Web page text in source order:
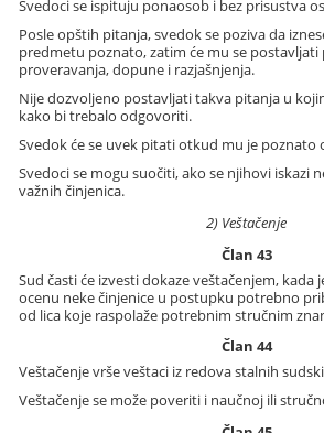
Svedoci se ispituju ponaosob i bez prisustva
Posle opštih pitanja, svedok se poziva da
predmetu poznato, zatim će mu se postavljati
proveravanja, dopune i razjašnjenja.
Nije dozvoljeno postavljati takva pitanja u
kako bi trebalo odgovoriti.
Svedok će se uvek pitati otkud mu je poznato
Svedoci se mogu suočiti, ako se njihovi iskazi
važnih činjenica.
2) Veštačenje
Član 43
Sud časti će izvesti dokaze veštačenjem, kada
ocenu neke činjenice u postupku potrebno
od lica koje raspolaže potrebnim stručnim
Član 44
Veštačenje vrše veštaci iz redova stalnih
Veštačenje se može poveriti i naučnoj ili